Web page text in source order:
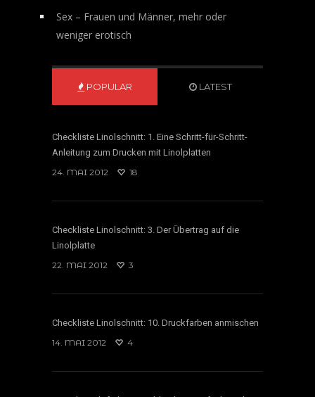
Sex – Frauen und Männer, mehr oder
weniger erotisch
POPULAR LATEST
Checkliste Linolschnitt: 1. Eine Schritt-für-Schritt-
Anleitung zum Drucken mit Linolplatten
24. MAI 2012
18
Checkliste Linolschnitt: 3. Der Übertrag auf die
Linolplatte
22. MAI 2012
3
Checkliste Linolschnitt: 10. Druckfarben anmischen
14. MAI 2012
4